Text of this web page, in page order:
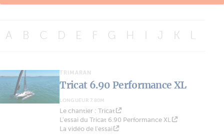
A B C D E F G H J K L
TRIMARAN
Tricat 6.90 Performance XL
LONGUEUR 7.80M
Le chantier : Tricat
L'essai du Tricat 6.90 Performance XL
La vidéo de l'essai